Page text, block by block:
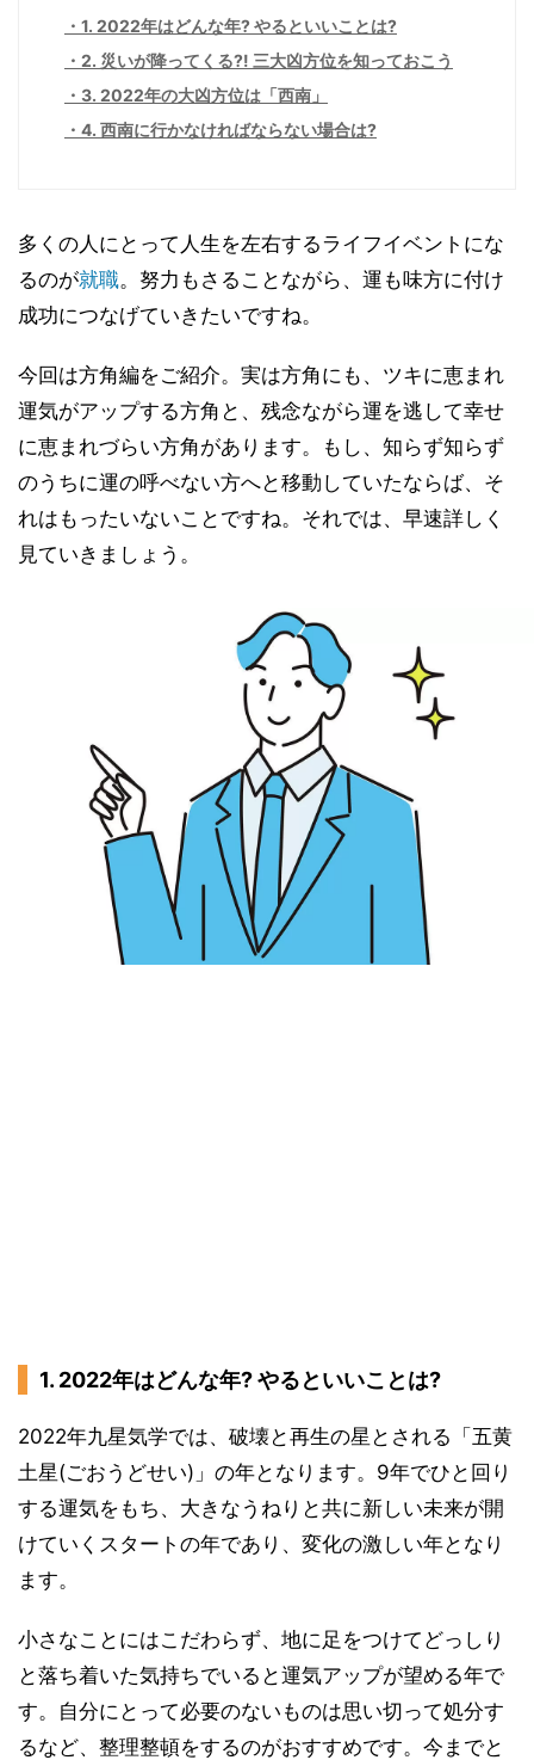
1. 2022年はどんな年? やるといいことは?
2. 災いが降ってくる?! 三大凶方位を知っておこう
3. 2022年の大凶方位は「西南」
4. 西南に行かなければならない場合は?
多くの人にとって人生を左右するライフイベントにな
るのが就職。努力もさることながら、運も味方に付け
成功につなげていきたいですね。
今回は方角編をご紹介。実は方角にも、ツキに恵まれ
運気がアップする方角と、残念ながら運を逃して幸せ
に恵まれづらい方角があります。もし、知らず知らず
のうちに運の呼べない方へと移動していたならば、そ
れはもったいないことですね。それでは、早速詳しく
見ていきましょう。
1. 2022年はどんな年? やるといいことは?
2022年九星気学では、破壊と再生の星とされる「五黄
土星(ごおうどせい)」の年となります。9年でひと回り
する運気をもち、大きなうねりと共に新しい未来が開
けていくスタートの年であり、変化の激しい年となり
ます。
小さなことにはこだわらず、地に足をつけてどっしり
と落ち着いた気持ちでいると運気アップが望める年で
す。自分にとって必要のないものは思い切って処分す
るなど、整理整頓をするのがおすすめです。今までと